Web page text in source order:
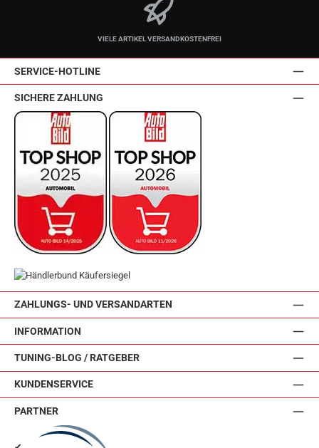
VIELE ARTIKEL VERSANDKOSTENFREI
SERVICE-HOTLINE
ZAHLUNGS- UND VERSANDARTEN
INFORMATION
TUNING-BLOG / RATGEBER
KUNDENSERVICE
SICHERE ZAHLUNG
PARTNER